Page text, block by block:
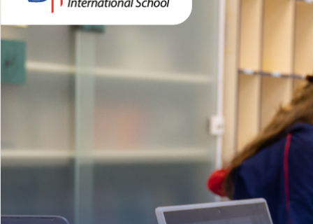
EDUCAÇÃO INFANTIL
Inglês todos os dias
MÉDIO
igh School
Dupla Diplomação